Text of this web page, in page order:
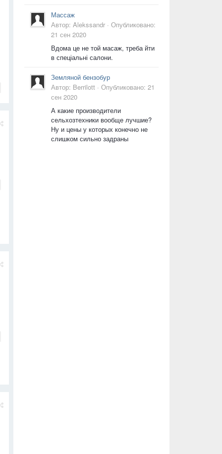
Массаж
Автор: Alekssandr · Опубликовано:
21 сен 2020
Вдома це не той масаж, треба йти
в спеціальні салони.
Земляной бензобур
Автор: Berrilott · Опубликовано: 21
сен 2020
А какие производители
сельхозтехники вообще лучшие?
Ну и цены у которых конечно не
слишком сильно задраны